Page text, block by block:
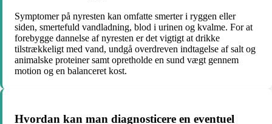
Symptomer på nyresten kan omfatte smerter i ryggen eller
siden, smertefuld vandladning, blod i urinen og kvalme. For at
forebygge dannelse af nyresten er det vigtigt at drikke
tilstrækkeligt med vand, undgå overdreven indtagelse af salt og
animalske proteiner samt opretholde en sund vægt gennem
motion og en balanceret kost.
Hvordan kan man diagnosticere en eventuel